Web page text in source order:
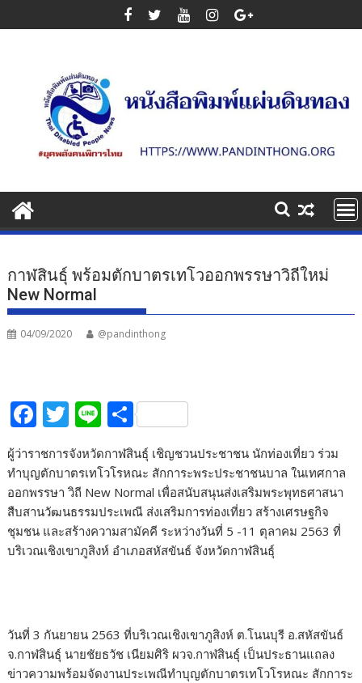
to
กาฬสินธุ์ พร้อมตักบาตรเทโวออกพรรษาวิถีใหม่
New Normal
04/09/2020 @pandinthong
F
e
b
o
o
T
w
itt
er
Li
e
S
h
ar
e
ผู้ว่าราชการจังหวัดกาฬสินธุ์ เชิญชวนประชาชน นักท่องเที่ยว ร่วม
ทำบุญตักบาตรเทโวโรหณะ สักการะพระประชาชนบาล ในเทศกาล
ออกพรรษา วิถี New Normal เพื่อสนับสนุนส่งเสริมพระพุทธศาสนา
สืบสานวัฒนธรรมประเพณี ส่งเสริมการท่องเที่ยว สร้างเศรษฐกิจ
ชุมชน และสร้างความสามัคคี ระหว่างวันที่ 5 -11 ตุลาคม 2563 ที่
บริเวณเชิงเขาภูสิงห์ อำเภอสหัสขันธ์ จังหวัดกาฬสินธุ์
วันที่ 3 กันยายน 2563 ที่บริเวณเชิงเขาภูสิงห์ ต.โนนบุรี อ.สหัสขันธ์
จ.กาฬสินธุ์ นายชัยธวัช เนียมศิริ ผวจ.กาฬสินธุ์ เป็นประธานแถลง
ข่าวความพร้อมจัดงานประเพณีทำบุญตักบาตรเทโวโรหณะ สักการะ